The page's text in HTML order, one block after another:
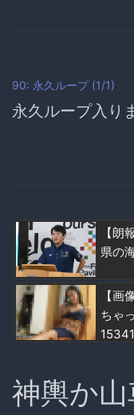
90: 永久ループ (1/1)
永久ループ入り
【朗
県の
【画
ちゃ
神輿か